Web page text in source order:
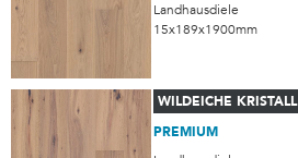
Landhausdiele
15x189x1900mm
WILDEICHE KRISTALL
PREMIUM